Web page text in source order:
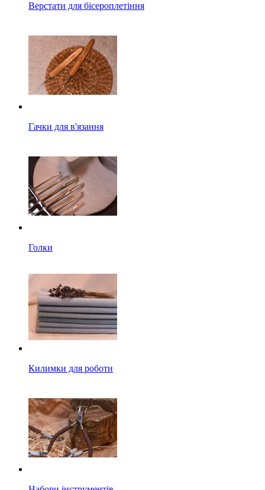
Верстати для бісероплетіння
Гачки для в'язання
Голки
Килимки для роботи